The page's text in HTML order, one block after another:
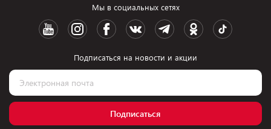
Мы в социальных сетях
Подписаться на новости и акции
Подписаться